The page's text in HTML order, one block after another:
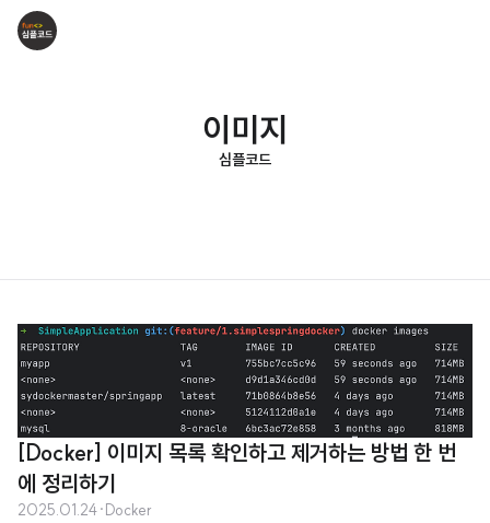
이미지
심플코드
[Docker] 이미지 목록 확인하고 제거하는 방법 한 번
에 정리하기
2025.01.24·Docker